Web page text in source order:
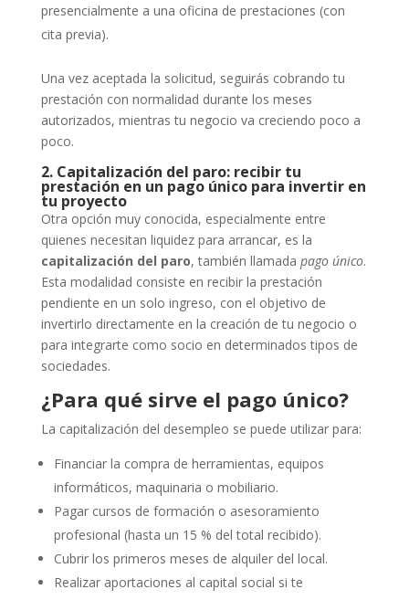
presencialmente a una oficina de prestaciones (con
cita previa).
Una vez aceptada la solicitud, seguirás cobrando tu
prestación con normalidad durante los meses
autorizados, mientras tu negocio va creciendo poco a
poco.
2. Capitalización del paro: recibir tu
prestación en un pago único para invertir en
tu proyecto
Otra opción muy conocida, especialmente entre
quienes necesitan liquidez para arrancar, es la
capitalización del paro, también llamada pago único.
Esta modalidad consiste en recibir la prestación
pendiente en un solo ingreso, con el objetivo de
invertirlo directamente en la creación de tu negocio o
para integrarte como socio en determinados tipos de
sociedades.
¿Para qué sirve el pago único?
La capitalización del desempleo se puede utilizar para:
Financiar la compra de herramientas, equipos
informáticos, maquinaria o mobiliario.
Pagar cursos de formación o asesoramiento
profesional (hasta un 15 % del total recibido).
Cubrir los primeros meses de alquiler del local.
Realizar aportaciones al capital social si te